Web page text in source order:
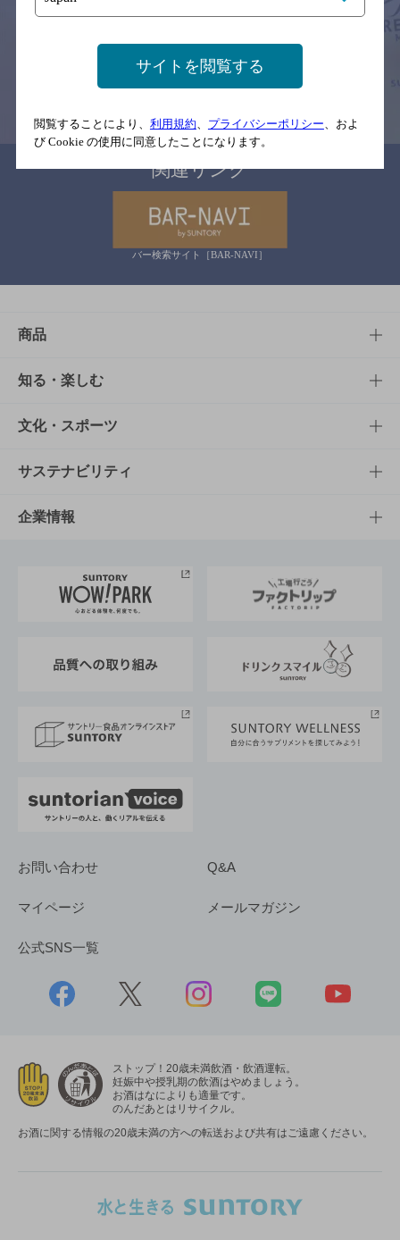
※それぞれのお店のメニューや営業時間などの掲載情報については、
念のためお店にご確認の上ご来店くださいますようお願い申し上げま
す。
関連リンク
バー検索サイト［BAR-NAVI］
商品
商品TOP
商品一覧
商品発売情報
栄養成分一覧
知る・楽しむ
知る・楽しむTOP
キャンペーン
工場見学
地域情報
文化・スポーツ
文化・スポーツTOP
サントリーホール
サントリーサンバーズ大阪
サステナビリティ
サステナビリティTOP
サントリーが考えるサステナビリティ経営
企業情報
企業概要
採用情報
お問い合わせ Q&A
マイページ メールマガジン
公式SNS一覧
ストップ！20歳未満飲酒・飲酒運転。
妊娠中や授乳期の飲酒はやめましょう。
お酒はなによりも適量です。
のんだあとはリサイクル。
お酒に関する情報の20歳未満の方への転送および共有はご遠慮ください。
サイトを閲覧する
閲覧することにより、 利用規約 プライバシーポリシー 、およ
び Cookie の使用に同意したことになります。